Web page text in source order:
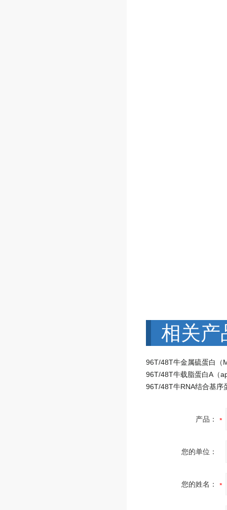
相关产
产品：
您的单位：
您的姓名：